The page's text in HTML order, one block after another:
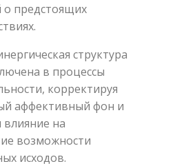
о предстоящих
структура
в процессы
корректируя
аффективный фон и
влияние на
возможности
исходов.